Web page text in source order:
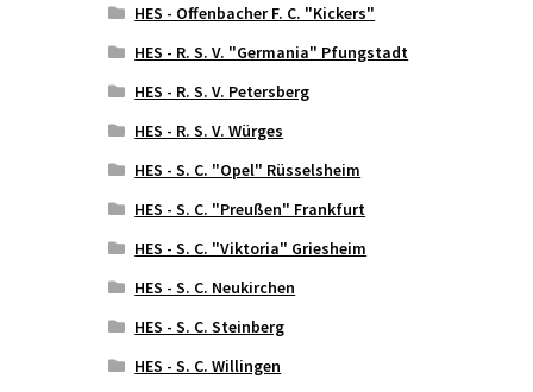
HES - Offenbacher F. C. "Kickers"
HES - R. S. V. "Germania" Pfungstadt
HES - R. S. V. Petersberg
HES - R. S. V. Würges
HES - S. C. "Opel" Rüsselsheim
HES - S. C. "Preußen" Frankfurt
HES - S. C. "Viktoria" Griesheim
HES - S. C. Neukirchen
HES - S. C. Steinberg
HES - S. C. Willingen